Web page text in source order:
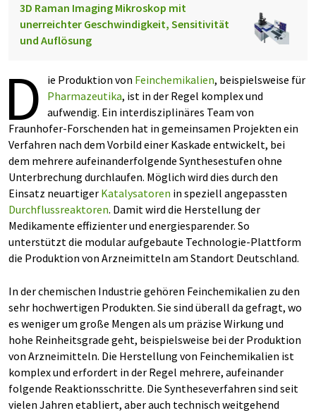
3D Raman Imaging Mikroskop mit
unerreichter Geschwindigkeit, Sensitivität
und Auflösung
D ie Produktion von Feinchemikalien, beispielsweise für
Pharmazeutika, ist in der Regel komplex und
aufwendig. Ein interdisziplinäres Team von
Fraunhofer-Forschenden hat in gemeinsamen Projekten ein
Verfahren nach dem Vorbild einer Kaskade entwickelt, bei
dem mehrere aufeinanderfolgende Synthesestufen ohne
Unterbrechung durchlaufen. Möglich wird dies durch den
Einsatz neuartiger Katalysatoren in speziell angepassten
Durchflussreaktoren. Damit wird die Herstellung der
Medikamente effizienter und energiesparender. So
unterstützt die modular aufgebaute Technologie-Plattform
die Produktion von Arzneimitteln am Standort Deutschland.
In der chemischen Industrie gehören Feinchemikalien zu den
sehr hochwertigen Produkten. Sie sind überall da gefragt, wo
es weniger um große Mengen als um präzise Wirkung und
hohe Reinheitsgrade geht, beispielsweise bei der Produktion
von Arzneimitteln. Die Herstellung von Feinchemikalien ist
komplex und erfordert in der Regel mehrere, aufeinander
folgende Reaktionsschritte. Die Syntheseverfahren sind seit
vielen Jahren etabliert, aber auch technisch weitgehend